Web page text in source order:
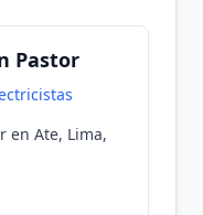
Pastor
en Ate, Lima,